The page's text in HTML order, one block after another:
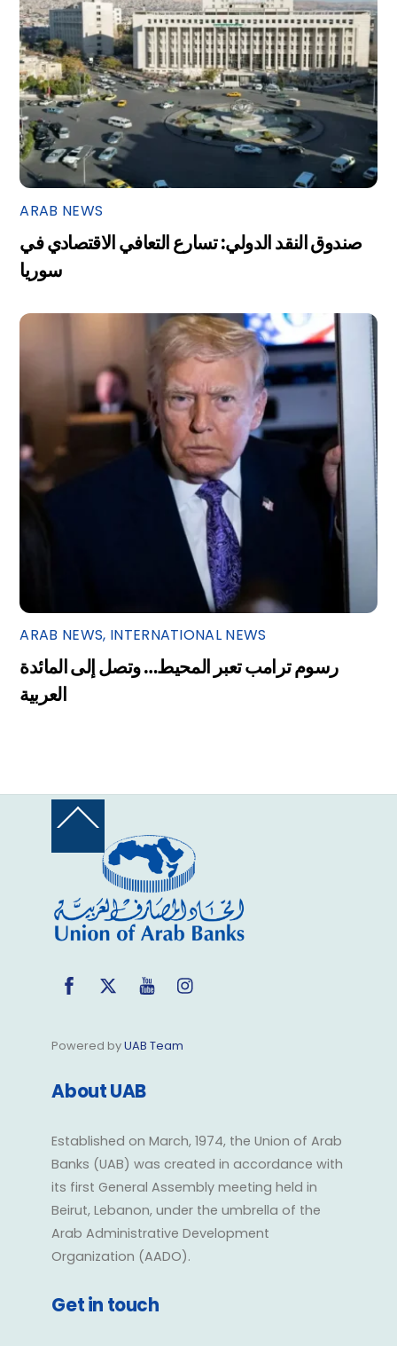
ARAB NEWS
صندوق النقد الدولي: تسارع التعافي الاقتصادي في
سوريا
ARAB NEWS, INTERNATIONAL NEWS
رسوم ترامب تعبر المحيط… وتصل إلى المائدة
العربية
Back
Top
Facebook
Twitter YouTube
Powered byUAB Team
About UAB
Established on March, 1974, the Union of Arab
Banks (UAB) was created in accordance with
its first General Assembly meeting held in
Beirut, Lebanon, under the umbrella of the
Arab Administrative Development
Organization (AADO).
Get in touch